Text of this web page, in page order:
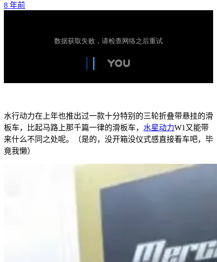
8 年前
水行动力在上年也推出过一款十分特别的三轮折叠带悬挂的滑
板车，比起马路上那千篇一律的滑板车， 水星动力W1又能带
来什么不同之处呢。（是的，没开箱没仪式感直接看车吧，毕
竟我懒）